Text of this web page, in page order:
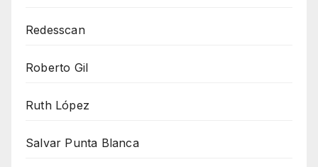
Redesscan
Roberto Gil
Ruth López
Salvar Punta Blanca